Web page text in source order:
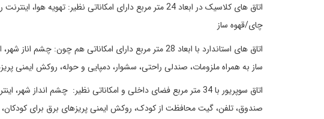
اتاق های کلاسیک در ابعاد 24 متر مربع دارای امکاناتی نظیر:
چای/قهوه ساز
اتاق های استاندارد با ابعاد 28 متر مربع دارای امکاناتی هم
ساز به همراه ملزومات، صندلی راحتی، سشوار، دمپایی و حوله، روکش ایمنی
اتاق سوپریور با 34 متر مربع فضای داخلی و امکاناتی نظیر: چشم انداز
صندوق، تلفن، گیت محافظت از کودک، روکش ایمنی پریزهای برق برای